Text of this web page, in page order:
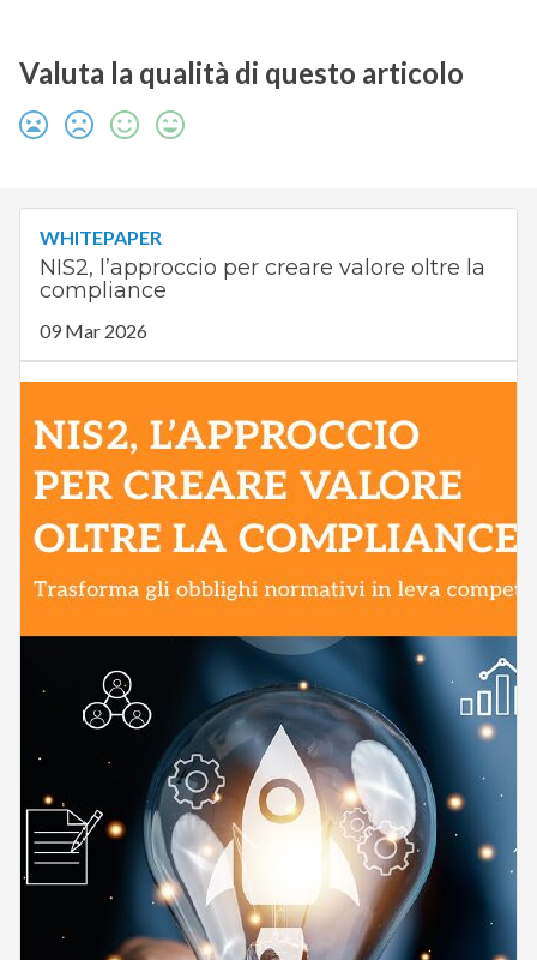
Valuta la qualità di questo articolo
WHITEPAPER
NIS2, l’approccio per creare valore oltre la
compliance
09 Mar 2026